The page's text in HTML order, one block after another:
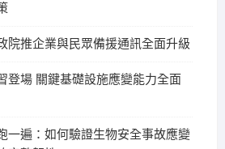
院推企業與民眾備援通訊全面升級
登場 關鍵基礎設施應變能力全面
一遍：如何驗證生物安全事故應變